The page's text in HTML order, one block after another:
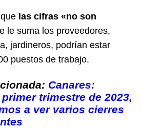
las cifras «no son
le suma los proveedores,
jardineros, podrían estar
puestos de trabajo.
Canares:
trimestre de 2023,
a ver varios cierres